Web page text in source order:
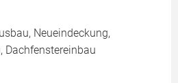
Neueindeckung,
Dachfenstereinbau